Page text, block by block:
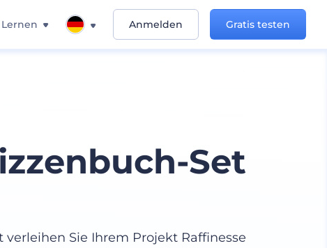
Lernen Anmelden Gratis testen
Set
Sie Ihrem Projekt Raffinesse